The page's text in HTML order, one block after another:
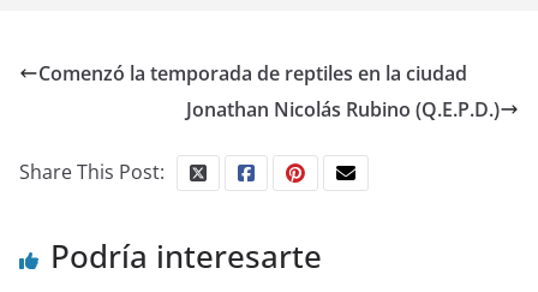
Comenzó la temporada de reptiles en la ciudad
Jonathan Nicolás Rubino (Q.E.P.D.)
Share This Post:
Podría interesarte